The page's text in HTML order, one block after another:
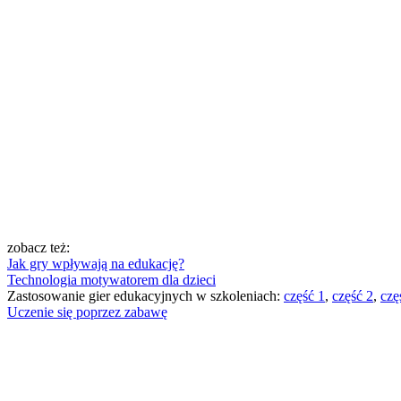
zobacz też:
Jak gry wpływają na edukację?
Technologia motywatorem dla dzieci
Zastosowanie gier edukacyjnych w szkoleniach: część 1 , część 2,
Uczenie się poprzez zabawę